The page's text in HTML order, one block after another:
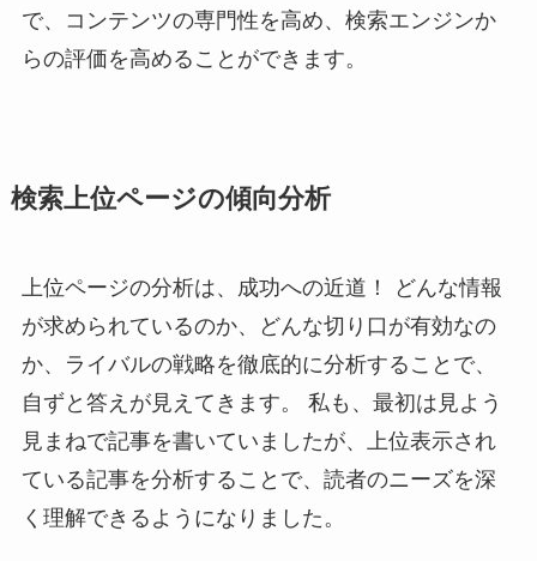
で、コンテンツの専門性を高め、検索エンジンか
らの評価を高めることができます。
検索上位ページの傾向分析
上位ページの分析は、成功への近道！ どんな情報
が求められているのか、どんな切り口が有効なの
か、ライバルの戦略を徹底的に分析することで、
自ずと答えが見えてきます。 私も、最初は見よう
見まねで記事を書いていましたが、上位表示され
ている記事を分析することで、読者のニーズを深
く理解できるようになりました。